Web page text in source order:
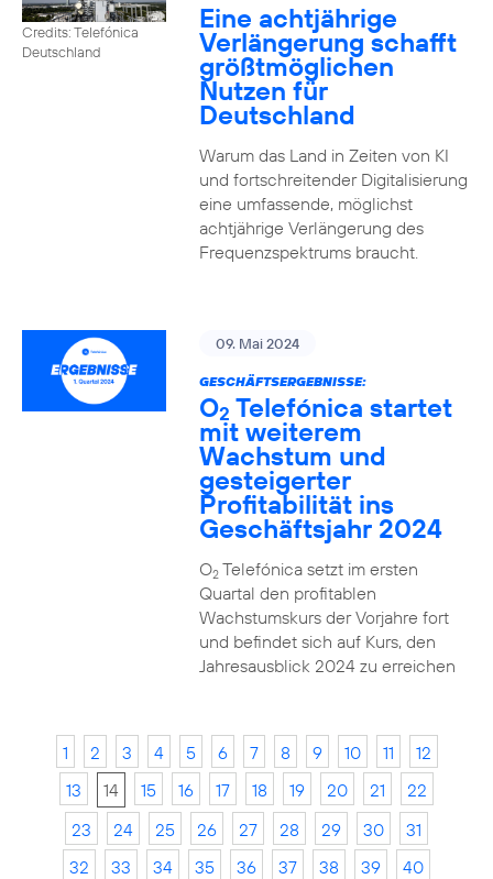
Credits: Telefónica
Deutschland
Eine achtjährige
Verlängerung schafft
größtmöglichen
Nutzen für
Deutschland
Warum das Land in Zeiten von KI
und fortschreitender Digitalisierung
eine umfassende, möglichst
achtjährige Verlängerung des
Frequenzspektrums braucht.
09. Mai 2024
GESCHÄFTSERGEBNISSE:
O2 Telefónica startet
mit weiterem
Wachstum und
gesteigerter
Profitabilität ins
Geschäftsjahr 2024
O2Telefónica setzt im ersten
Quartal den profitablen
Wachstumskurs der Vorjahre fort
und befindet sich auf Kurs, den
Jahresausblick 2024 zu erreichen
1 2 3 4 5 6 7 8 9 10 11
12
13
14 15 16 17 18 19 20 21
22
23
24 25 26 27 28 29 30
31
32
33 34 35 36 37 38 39
40